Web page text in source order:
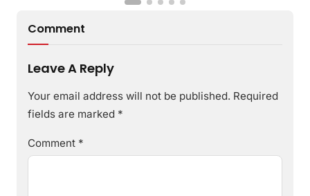
Comment
Leave A Reply
Your email address will not be published. Required
fields are marked *
Comment *